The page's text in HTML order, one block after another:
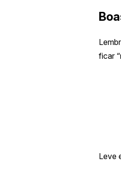
ficar
Leve